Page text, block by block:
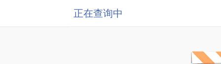
正在查询中